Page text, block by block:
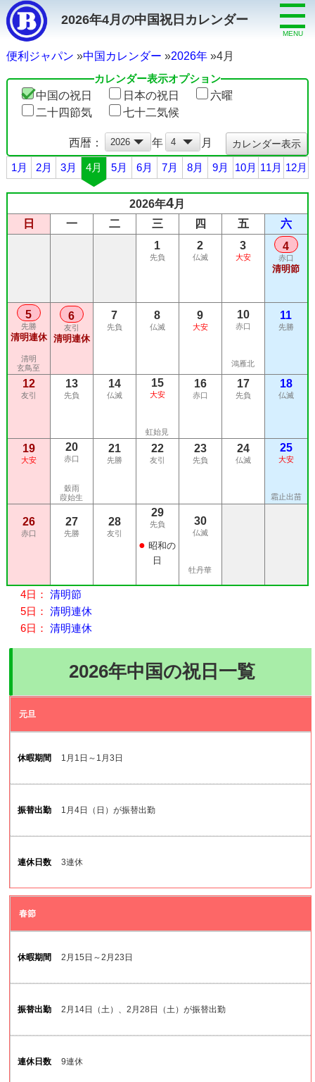
2026年4月の中国祝日カレンダー
MENU
便利ジャパン 中国カレンダー 2026年
4月
カレンダー表示オプション
中国の祝日
日本の祝日
六曜
二十四節気
七十二気候
西暦： 年 月
1月 2月 3月 4月 5月 6月 7月 8月 9月 10月 11月 12月
2026年4月
日
一 二 三 四 五
六
1
先負
2
仏滅
3
大安
4
赤口
清明節
5
先勝
清明連休
清明
玄鳥至
6
友引
清明連休
7
先負
8
仏滅
9
大安
10
赤口
鴻雁北
11
先勝
12
友引
13
先負
14
仏滅
15
大安
虹始見
16
赤口
17
先負
18
仏滅
19
大安
20
赤口
穀雨
葭始生
21
先勝
22
友引
23
先負
24
仏滅
25
大安
霜止出苗
26
赤口
27
先勝
28
友引
29
先負
● 昭和の
日
30
仏滅
牡丹華
4日： 清明節
5日： 清明連休
6日： 清明連休
2026年中国の祝日一覧
祝
日
休
間
替
出
連
数
元旦
1月1日～1月3日
1月4日（日）が振替出勤
3連休
春節
2月15日～2月23日
2月14日（土）、2月28日（土）が振替出勤
9連休